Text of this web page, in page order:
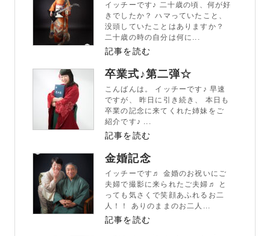
イッチーです♪ 二十歳の頃、何が好
きでしたか？ ハマっていたこと、
没頭していたことはありますか？
二十歳の時の自分は何に...
記事を読む
卒業式♪第二弾☆
こんばんは。 イッチーです♪ 早速
ですが、 昨日に引き続き、 本日も
卒業の記念に来てくれた姉妹をご
紹介です♪ ...
記事を読む
金婚記念
イッチーです♬ 金婚のお祝いにご
夫婦で撮影に来られたご夫婦♬ と
っても気さくで笑顔あふれるお二
人！！ ありのままのお二人...
記事を読む